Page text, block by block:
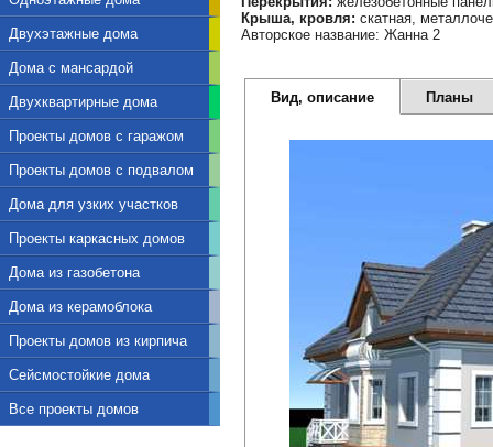
Двухэтажные дома
Дома с мансардой
Двухквартирные дома
Проекты домов с гаражом
Проекты домов с подвалом
Дома для узких участков
Проекты каркасных домов
Дома из газобетона
Дома из керамоблока
Проекты домов из кирпича
Сейсмостойкие дома
Все проекты домов
Крыша, кровля: скатная,
Авторское название: Жанна 2
Вид, описание Планы